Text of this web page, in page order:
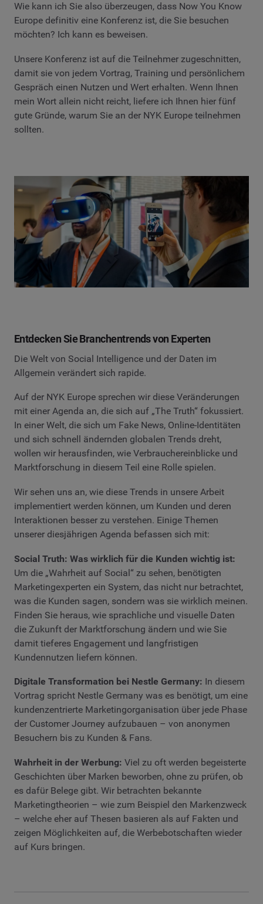
Wie kann ich Sie also überzeugen, dass Now You Know
Europe definitiv eine Konferenz ist, die Sie besuchen
möchten? Ich kann es beweisen.
Unsere Konferenz ist auf die Teilnehmer zugeschnitten,
damit sie von jedem Vortrag, Training und persönlichem
Gespräch einen Nutzen und Wert erhalten. Wenn Ihnen
mein Wort allein nicht reicht, liefere ich Ihnen hier fünf
gute Gründe, warum Sie an der NYK Europe teilnehmen
sollten.
Entdecken Sie Branchentrends von Experten
Die Welt von Social Intelligence und der Daten im
Allgemein verändert sich rapide.
Auf der NYK Europe sprechen wir diese Veränderungen
mit einer Agenda an, die sich auf „The Truth“ fokussiert.
In einer Welt, die sich um Fake News, Online-Identitäten
und sich schnell ändernden globalen Trends dreht,
wollen wir herausfinden, wie Verbrauchereinblicke und
Marktforschung in diesem Teil eine Rolle spielen.
Wir sehen uns an, wie diese Trends in unsere Arbeit
implementiert werden können, um Kunden und deren
Interaktionen besser zu verstehen. Einige Themen
unserer diesjährigen Agenda befassen sich mit:
Social Truth: Was wirklich für die Kunden wichtig ist:
Um die „Wahrheit auf Social“ zu sehen, benötigten
Marketingexperten ein System, das nicht nur betrachtet,
was die Kunden sagen, sondern was sie wirklich meinen.
Finden Sie heraus, wie sprachliche und visuelle Daten
die Zukunft der Marktforschung ändern und wie Sie
damit tieferes Engagement und langfristigen
Kundennutzen liefern können.
Digitale Transformation bei Nestle Germany: In diesem
Vortrag spricht Nestle Germany was es benötigt, um eine
kundenzentrierte Marketingorganisation über jede Phase
der Customer Journey aufzubauen – von anonymen
Besuchern bis zu Kunden & Fans.
Wahrheit in der Werbung: Viel zu oft werden begeisterte
Geschichten über Marken beworben, ohne zu prüfen, ob
es dafür Belege gibt. Wir betrachten bekannte
Marketingtheorien – wie zum Beispiel den Markenzweck
– welche eher auf Thesen basieren als auf Fakten und
zeigen Möglichkeiten auf, die Werbebotschaften wieder
auf Kurs bringen.